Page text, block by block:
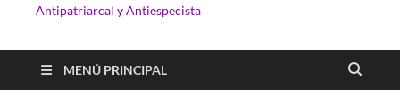
Antipatriarcal y Antiespecista
MENÚ PRINCIPAL